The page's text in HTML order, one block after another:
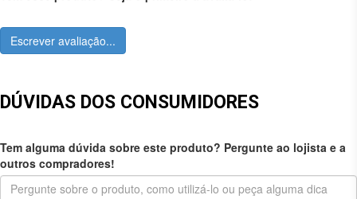
Escrever avaliação...
DÚVIDAS DOS CONSUMIDORES
Tem alguma dúvida sobre este produto? Pergunte ao lojista e a
outros compradores!